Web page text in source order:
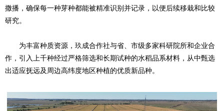
撒播，确保每一种芽种都能被精准识别并记录，以便后续移栽和比较
研究。
为丰富种质资源，玖成合作社与省、市级多家科研院所和企业合
作，引入上千种经过严格筛选和长期试种的水稻品系材料，从中甄选
出适应抚远及周边高纬度地区种植的优质新品种。